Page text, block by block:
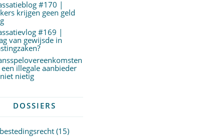
#170 |
krijgen geen geld
#169 |
van gewijsde in
illegale aanbieder
nietig
DOSSIERS
(15)